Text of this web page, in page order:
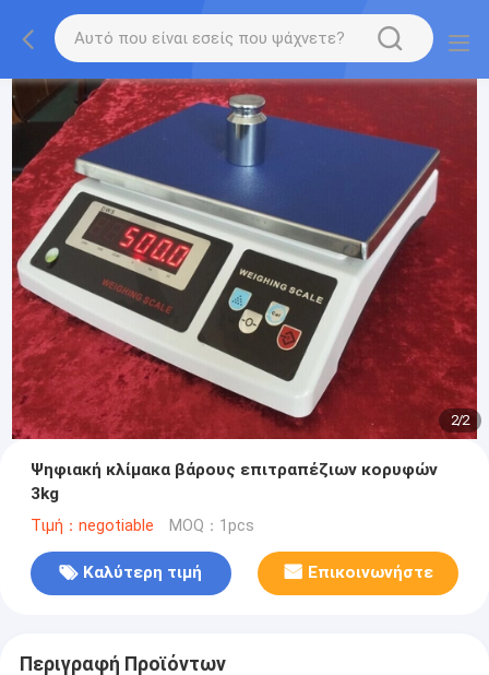
2/2
Ψηφιακή κλίμακα βάρους επιτραπέζιων κορυφών
3kg
Τιμή：negotiable MOQ：1pcs
Καλύτερη τιμή Επικοινωνήστε
Περιγραφή Προϊόντων